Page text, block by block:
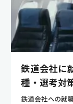
鉄道会社に
種・選考対
鉄道会社への就